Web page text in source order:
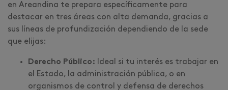
en Areandina te prepara específicamente para
destacar en tres áreas con alta demanda, gracias a
sus líneas de profundización dependiendo de la sede
que elijas:
Derecho Público:
Ideal si tu interés es trabajar en
el Estado, la administración pública, o en
organismos de control y defensa de derechos